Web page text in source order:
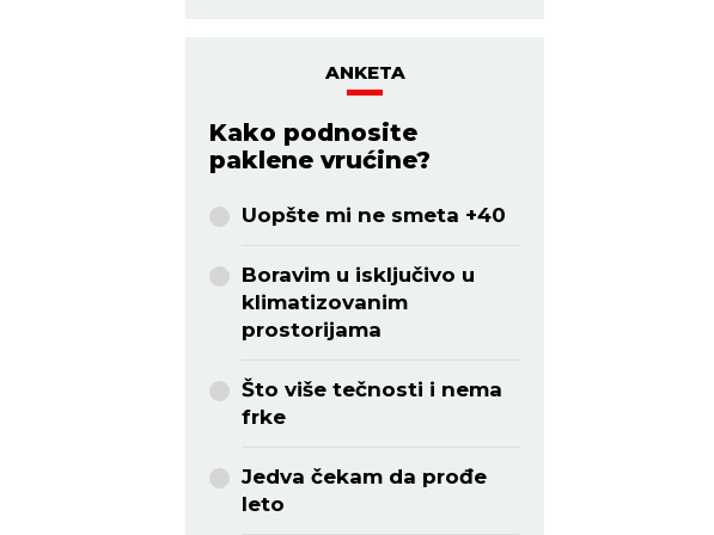
ANKETA
Kako podnosite
paklene vrućine?
Uopšte mi ne smeta +40
Boravim u isključivo u
klimatizovanim
prostorijama
Što više tečnosti i nema
frke
Jedva čekam da prođe
leto